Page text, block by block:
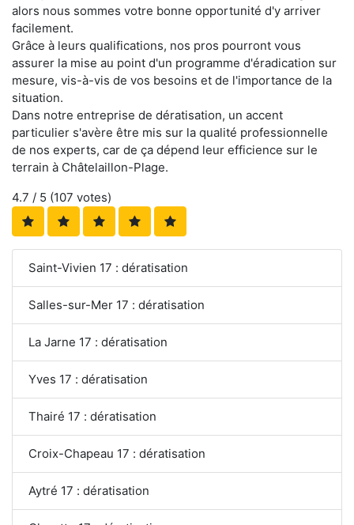
alors nous sommes votre bonne opportunité d'y arriver
facilement.
Grâce à leurs qualifications, nos pros pourront vous
assurer la mise au point d'un programme d'éradication sur
mesure, vis-à-vis de vos besoins et de l'importance de la
situation.
Dans notre entreprise de dératisation, un accent
particulier s'avère être mis sur la qualité professionnelle
de nos experts, car de ça dépend leur efficience sur le
terrain à Châtelaillon-Plage.
4.7 / 5 (107 votes)
Saint-Vivien 17 : dératisation
Salles-sur-Mer 17 : dératisation
La Jarne 17 : dératisation
Yves 17 : dératisation
Thairé 17 : dératisation
Croix-Chapeau 17 : dératisation
Aytré 17 : dératisation